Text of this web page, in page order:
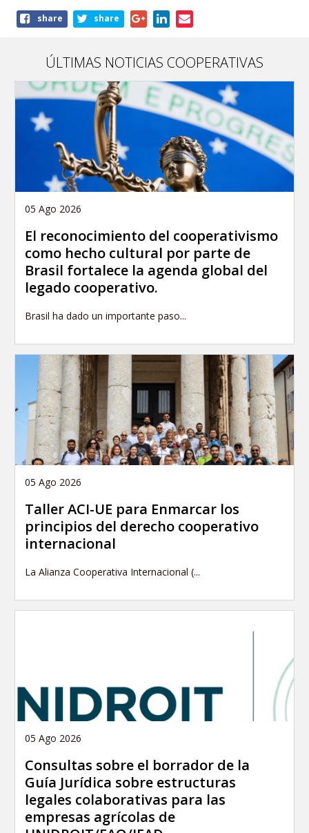
Shareshare share
ÚLTIMAS NOTICIAS COOPERATIVAS
05 Ago 2026
El reconocimiento del cooperativismo
como hecho cultural por parte de
Brasil fortalece la agenda global del
legado cooperativo.
Brasil ha dado un importante paso...
05 Ago 2026
Taller ACI-UE para Enmarcar los
principios del derecho cooperativo
internacional
La Alianza Cooperativa Internacional (...
05 Ago 2026
Consultas sobre el borrador de la
Guía Jurídica sobre estructuras
legales colaborativas para las
empresas agrícolas de